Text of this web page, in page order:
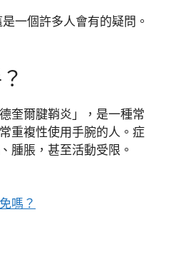
是一個許多人會有的疑問。
奎爾腱鞘炎」，是一種常
重複性使用手腕的人。症
腫脹，甚至活動受限。
嗎？